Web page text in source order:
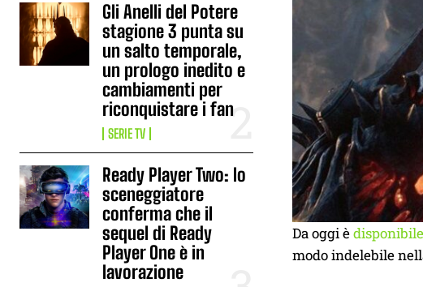
Gli Anelli del Potere
stagione 3 punta su
un salto temporale,
un prologo inedito e
cambiamenti per
riconquistare i fan
SERIE TV
Ready Player Two: lo
sceneggiatore
conferma che il
sequel di Ready
Player One è in
lavorazione
Da oggi èdisponibile
modo indelebile